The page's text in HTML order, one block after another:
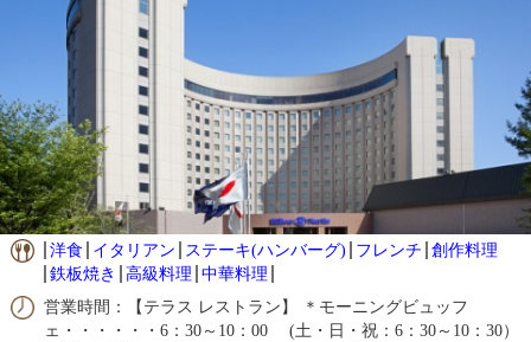
洋食 イタリアン ステーキ(ハンバーグ) フレンチ 創作料理
鉄板焼き
高級料理 中華料理
営業時間：【テラス レストラン】 ＊モーニングビュッフ
ェ・・・・・・6：30～10：00 (土・日・祝：6：30～10：30）